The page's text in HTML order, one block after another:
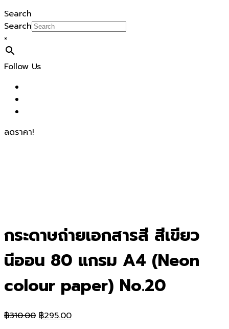
Search
Search
×
Follow Us
ลดราคา!
กระดาษถ่ายเอกสารสี สีเขียว
นีออน 80 แกรม A4 (Neon
colour paper) No.20
฿310.00 Original
฿295.00Current